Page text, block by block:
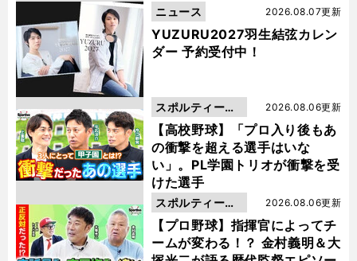
YUZURU2027羽生結弦カレン
ダー 予約受付中！
2026.08.07更新
ニュース
【高校野球】「プロ入り後もあ
の衝撃を超える選手はいな
い」。PL学園トリオが衝撃を受
けた選手
2026.08.06更新
スポルティーバ
動画
【プロ野球】指揮官によってチ
ームが変わる！？ 金村義明＆大
2026.08.06更新
スポルティーバ
動画